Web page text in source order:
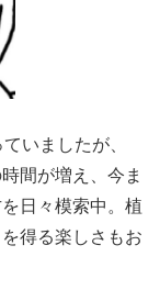
いましたが、
間が増え、今ま
日々模索中。植
得る楽しさもお